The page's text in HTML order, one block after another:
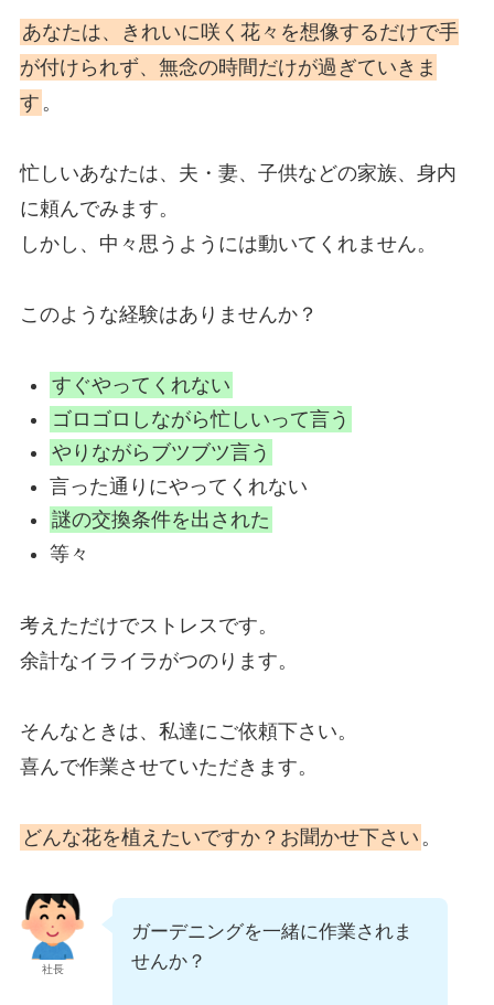
あなたは、きれいに咲く花々を想像するだけで手
が付けられず、無念の時間だけが過ぎていきま
す 。
忙しいあなたは、夫・妻、子供などの家族、身内
に頼んでみます。
しかし、中々思うようには動いてくれません。
このような経験はありませんか？
すぐやってくれない
ゴロゴロしながら忙しいって言う
やりながらブツブツ言う
言った通りにやってくれない
謎の交換条件を出された
等々
考えただけでストレスです。
余計なイライラがつのります。
そんなときは、私達にご依頼下さい。
喜んで作業させていただきます。
どんな花を植えたいですか？お聞かせ下さい 。
社長
ガーデニングを一緒に作業されま
せんか？